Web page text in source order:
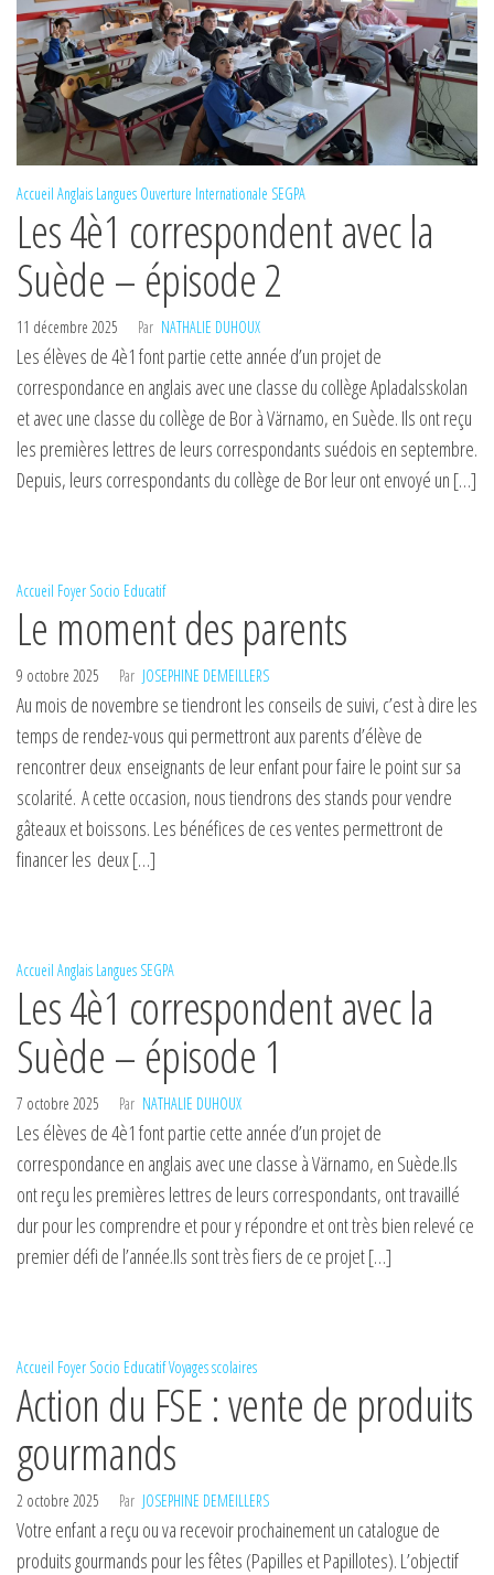
Accueil Anglais Langues Ouverture Internationale SEGPA
Les 4è1 correspondent avec la
Suède – épisode 2
11 décembre 2025 Par NATHALIE DUHOUX
Les élèves de 4è1 font partie cette année d’un projet de
correspondance en anglais avec une classe du collège Apladalsskolan
et avec une classe du collège de Bor à Värnamo, en Suède. Ils ont reçu
les premières lettres de leurs correspondants suédois en septembre.
Depuis, leurs correspondants du collège de Bor leur ont envoyé un […]
Accueil Foyer Socio Educatif
Le moment des parents
9 octobre 2025 Par JOSEPHINE DEMEILLERS
Au mois de novembre se tiendront les conseils de suivi, c’est à dire les
temps de rendez-vous qui permettront aux parents d’élève de
rencontrer deux enseignants de leur enfant pour faire le point sur sa
scolarité. A cette occasion, nous tiendrons des stands pour vendre
gâteaux et boissons. Les bénéfices de ces ventes permettront de
financer les deux […]
Accueil Anglais Langues SEGPA
Les 4è1 correspondent avec la
Suède – épisode 1
7 octobre 2025 Par NATHALIE DUHOUX
Les élèves de 4è1 font partie cette année d’un projet de
correspondance en anglais avec une classe à Värnamo, en Suède.Ils
ont reçu les premières lettres de leurs correspondants, ont travaillé
dur pour les comprendre et pour y répondre et ont très bien relevé ce
premier défi de l’année.Ils sont très fiers de ce projet […]
Accueil Foyer Socio EducatifVoyages scolaires
Action du FSE : vente de produits
gourmands
2 octobre 2025 Par JOSEPHINE DEMEILLERS
Votre enfant a reçu ou va recevoir prochainement un catalogue de
produits gourmands pour les fêtes (Papilles et Papillotes). L’objectif